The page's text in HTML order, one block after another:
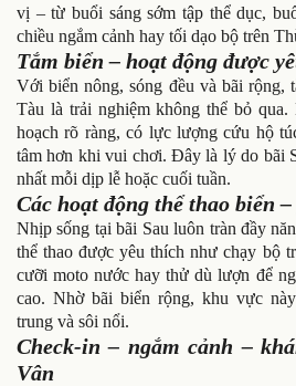
vị – từ buổi sáng sớm tập thể dục,
chiều ngắm cảnh hay tối dạo bộ trên
Tắm biển – hoạt động được
Với biển nông, sóng đều và bãi rộng,
Tàu là trải nghiệm không thể bỏ
hoạch rõ ràng, có lực lượng cứu hộ
tâm hơn khi vui chơi. Đây là lý do bãi
nhất mỗi dịp lễ hoặc cuối tuần.
Các hoạt động thể thao biển
Nhịp sống tại bãi Sau luôn tràn đầy
thể thao được yêu thích như chạy bộ
cưỡi moto nước hay thử dù lượn để
cao. Nhờ bãi biển rộng, khu vực
trung và sôi nổi.
Check-in – ngắm cảnh –
Vân